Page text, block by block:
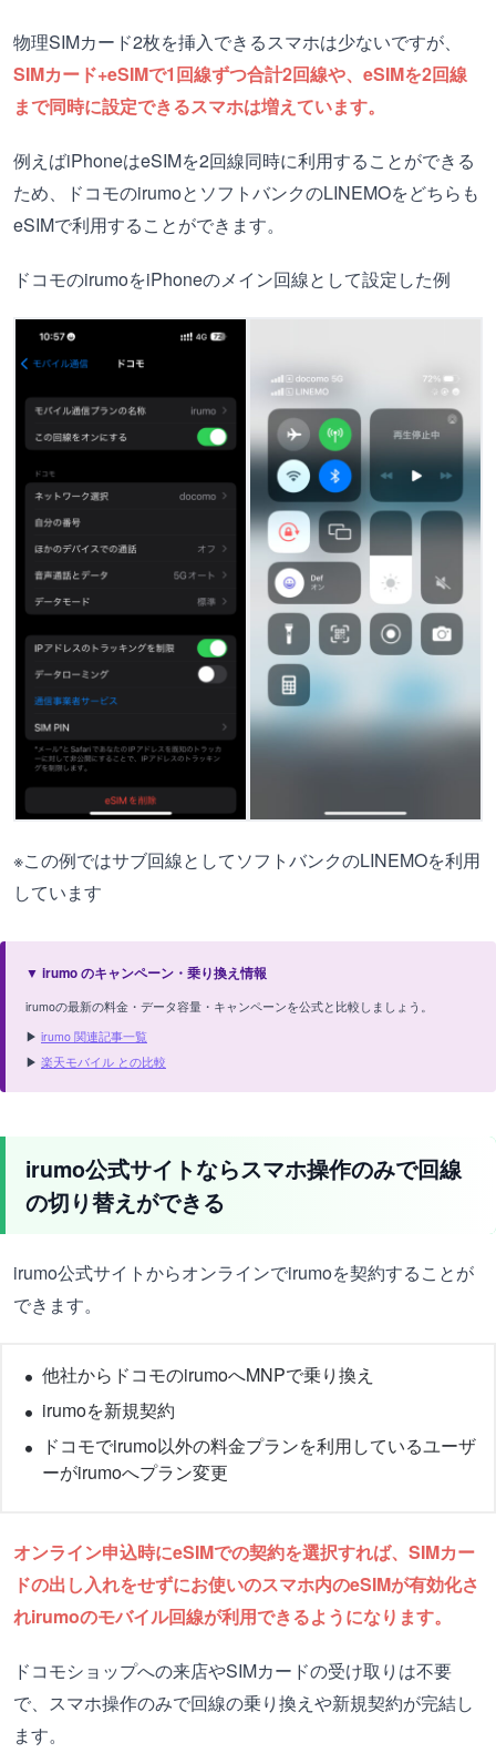
物理SIMカード2枚を挿入できるスマホは少ないですが、
SIMカード+eSIMで1回線ずつ合計2回線や、eSIMを2回線
まで同時に設定できるスマホは増えています。
例えばiPhoneはeSIMを2回線同時に利用することができる
ため、ドコモのirumoとソフトバンクのLINEMOをどちらも
eSIMで利用することができます。
ドコモのirumoをiPhoneのメイン回線として設定した例
※この例ではサブ回線としてソフトバンクのLINEMOを利用
しています
▼ irumo のキャンペーン・乗り換え情報
irumoの最新の料金・データ容量・キャンペーンを公式と比較しましょう。
▶ irumo 関連記事一覧
▶ 楽天モバイル との比較
irumo公式サイトならスマホ操作のみで回線
の切り替えができる
irumo公式サイトからオンラインでirumoを契約することが
できます。
他社からドコモのirumoへMNPで乗り換え
irumoを新規契約
ドコモでirumo以外の料金プランを利用しているユーザ
ーがirumoへプラン変更
オンライン申込時にeSIMでの契約を選択すれば、SIMカー
ドの出し入れをせずにお使いのスマホ内のeSIMが有効化さ
れirumoのモバイル回線が利用できるようになります。
ドコモショップへの来店やSIMカードの受け取りは不要
で、スマホ操作のみで回線の乗り換えや新規契約が完結し
ます。